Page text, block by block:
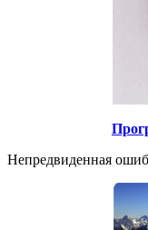
Непредвиденная